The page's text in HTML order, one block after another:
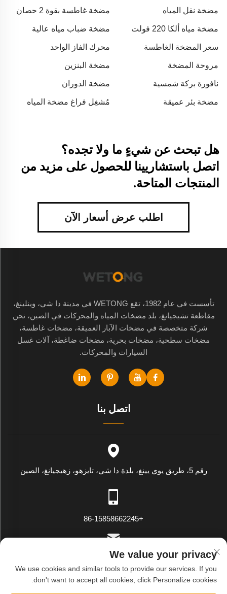
مضخة نقل المياه مضخة غاطسة بقوة 2 حصان
مضخة مياه ألكا 220 فولت
مضخة ضباب مياه عالية
سعر المضخة الغاطسة
محرك الفاز الواحد
مروحة المضخة مضخة البنزين
نافورة بركة شمسية مضخة الدوران
مضخة بئر عميقة مُشغِل فراغ مضخة المياه
هل تبحث عن شيءٍ ما ولا تجده؟
اتصل باستشاريينا للحصول على مزيد من
المنتجات المتاحة.
اطلب عرض أسعار الآن
تأسست في عام 1982، تقع WETONG في مدينة دا شي، وينلينغ،
مقاطعة تشيجيانغ، بلد مضخات المياه والمحركات في الصين، نحن
شركة متخصصة في مضخات الآبار العميقة، مضخات غاطسة،
مضخات سطحية، مضخات بحرية، مضخات ضاغطة، آلات غسل
السيارات والمحركات.
اتصل بنا
رقم 5، طريق يوي يينغ، بلدة دا شي، تايزهو، زهيجيانغ، الصين
+86-15858662245
[email protected]
We value your privacy
We use cookies and similar tools to provide our services. If you
don't want to accept all cookies, click Personalize cookies.